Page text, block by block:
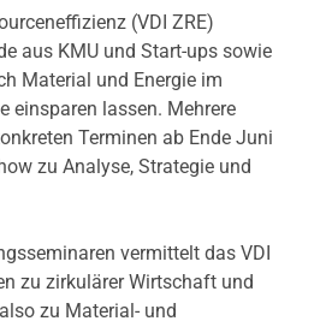
(VDI ZRE)
aus KMU und Start-ups sowie
Material und Energie im
einsparen lassen. Mehrere
Terminen ab Ende Juni
zu Analyse, Strategie und
vermittelt das VDI
zu zirkulärer Wirtschaft und
zu Material- und